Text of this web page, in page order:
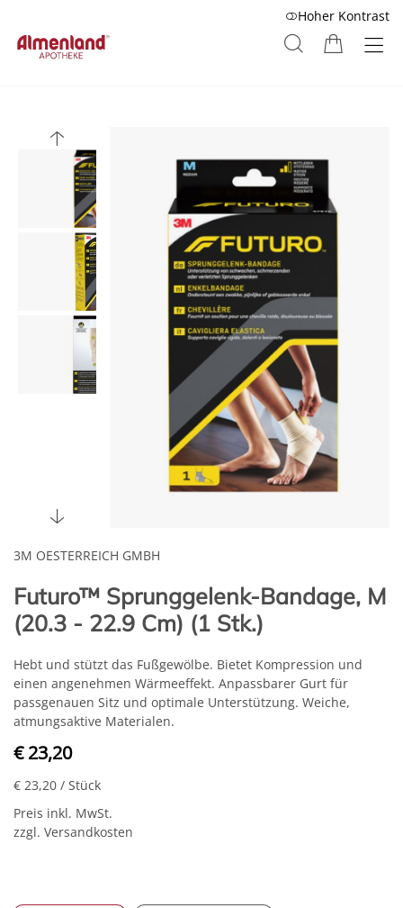
Hoher Kontrast
3M OESTERREICH GMBH
Futuro™ Sprunggelenk-Bandage, M
(20.3 - 22.9 Cm) (1 Stk.)
Hebt und stützt das Fußgewölbe. Bietet Kompression und
einen angenehmen Wärmeeffekt. Anpassbarer Gurt für
passgenauen Sitz und optimale Unterstützung. Weiche,
atmungsaktive Materialen.
€ 23,20
€ 23,20 / Stück
Preis inkl. MwSt.
zzgl. Versandkosten